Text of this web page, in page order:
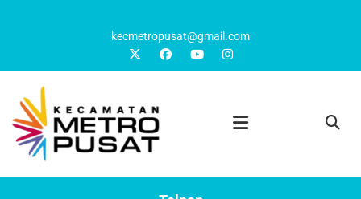
kecmetropusat@gmail.com